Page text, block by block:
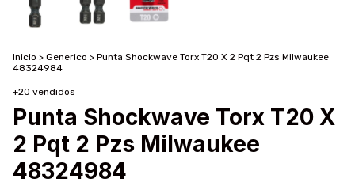
Inicio > Generico > Punta Shockwave Torx T20 X 2 Pqt 2 Pzs Milwaukee
48324984
+20 vendidos
Punta Shockwave Torx T20 X
2 Pqt 2 Pzs Milwaukee
48324984